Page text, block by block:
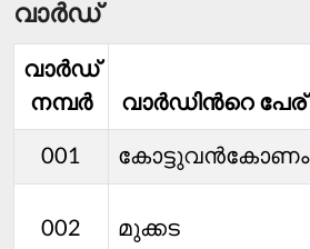
വാര്‍ഡ്
വാര്‍ഡ്‌
നമ്പര്‍
വാര്‍ഡിൻറെ പേര്
001 കോട്ടുവന്‍കോണം
002 മുക്കട